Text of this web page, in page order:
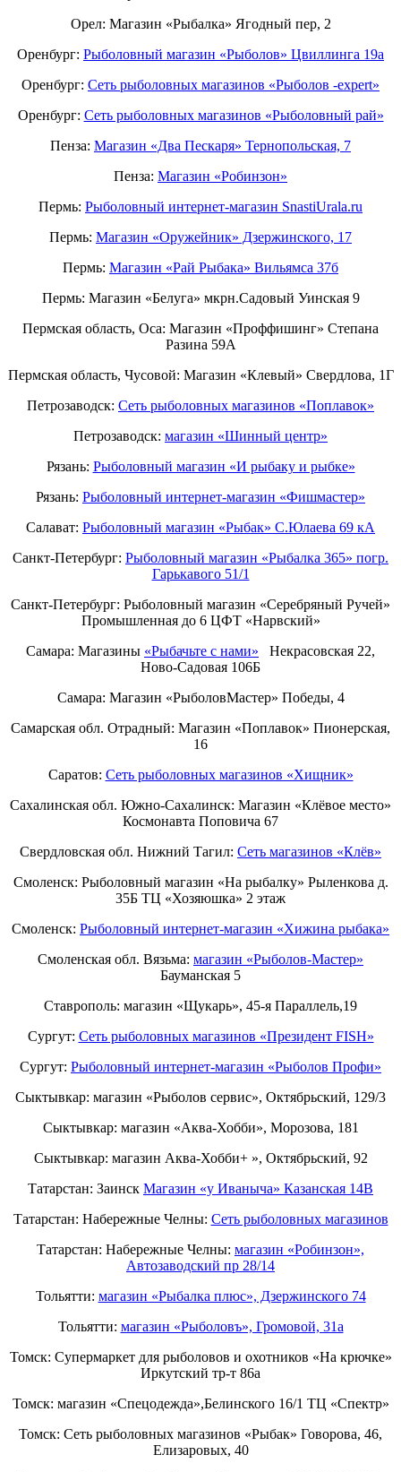
Орел: Магазин «Рыбалка» Ягодный пер, 2
Оренбург: Рыболовный магазин «Рыболов» Цвиллинга 19а
Оренбург: Сеть рыболовных магазинов «Рыболов -expert»
Оренбург: Сеть рыболовных магазинов «Рыболовный рай»
Пенза: Магазин «Два Пескаря» Тернопольская, 7
Пенза: Магазин «Робинзон»
Пермь: Рыболовный интернет-магазин SnastiUrala.ru
Пермь: Магазин «Оружейник» Дзержинского, 17
Пермь: Магазин «Рай Рыбака» Вильямса 37б
Пермь: Магазин «Белуга» мкрн.Садовый Уинская 9
Пермская область, Оса: Магазин «Проффишинг» Степана
Разина 59А
Пермская область, Чусовой: Магазин «Клевый» Свердлова, 1Г
Петрозаводск: Сеть рыболовных магазинов «Поплавок»
Петрозаводск: магазин «Шинный центр»
Рязань: Рыболовный магазин «И рыбаку и рыбке»
Рязань: Рыболовный интернет-магазин «Фишмастер»
Салават: Рыболовный магазин «Рыбак» С.Юлаева 69 кА
Санкт-Петербург: Рыболовный магазин «Рыбалка 365» погр.
Гарькавого 51/1
Санкт-Петербург: Рыболовный магазин «Серебряный Ручей»
Промышленная до 6 ЦФТ «Нарвский»
Самара: Магазины «Рыбачьте с нами» Некрасовская 22,
Ново-Садовая 106Б
Самара: Магазин «РыболовМастер» Победы, 4
Самарская обл. Отрадный: Магазин «Поплавок» Пионерская,
16
Саратов: Сеть рыболовных магазинов «Хищник»
Сахалинская обл. Южно-Сахалинск: Магазин «Клёвое место»
Космонавта Поповича 67
Свердловская обл. Нижний Тагил: Cеть магазинов «Клёв»
Смоленск: Рыболовный магазин «На рыбалку» Рыленкова д.
35Б ТЦ «Хозяюшка» 2 этаж
Смоленск: Рыболовный интернет-магазин «Хижина рыбака»
Смоленская обл. Вязьма: магазин «Рыболов-Мастер»
Бауманская 5
Ставрополь: магазин «Щукарь», 45-я Параллель,19
Сургут: Сеть рыболовных магазинов «Президент FISH»
Сургут: Рыболовный интернет-магазин «Рыболов Профи»
Сыктывкар: магазин «Рыболов сервис», Октябрьский, 129/3
Сыктывкар: магазин «Аква-Хобби», Морозова, 181
Сыктывкар: магазин Аква-Хобби+ », Октябрьский, 92
Татарстан: Заинск Магазин «у Иваныча» Казанская 14В
Татарстан: Набережные Челны: Cеть рыболовных магазинов
Татарстан: Набережные Челны: магазин «Робинзон»,
Автозаводский пр 28/14
Тольятти: магазин «Рыбалка плюс», Дзержинского 74
Тольятти: магазин «Рыболовъ», Громовой, 31а
Томск: Супермаркет для рыболовов и охотников «На крючке»
Иркутский тр-т 86а
Томск: магазин «Спецодежда»,Белинского 16/1 ТЦ «Спектр»
Томск: Сеть рыболовных магазинов «Рыбак» Говорова, 46,
Елизаровых, 40